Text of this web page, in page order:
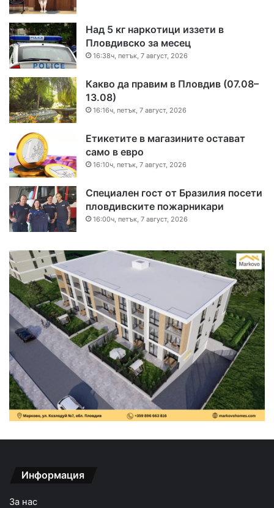
Над 5 кг наркотици иззети в
Пловдивско за месец
16:38ч, петък, 7 август, 2026
Какво да правим в Пловдив (07.08–
13.08)
16:16ч, петък, 7 август, 2026
Етикетите в магазините остават
само в евро
16:10ч, петък, 7 август, 2026
Специален гост от Бразилия посети
пловдивските пожарникари
16:00ч, петък, 7 август, 2026
Информация
За нас